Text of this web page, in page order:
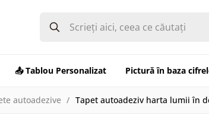
📤 Tablou Personalizat Pictură în baza
autoadezive Tapet autoadeziv harta lumii în